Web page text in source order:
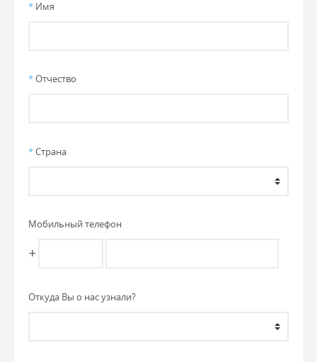
* Имя
*Отчество
*Страна
Мобильный телефон
+
Откуда Вы о нас узнали?